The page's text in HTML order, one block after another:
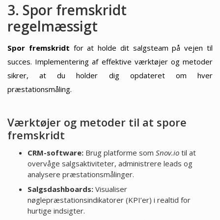
3. Spor fremskridt
regelmæssigt
Spor fremskridt for at holde dit salgsteam på vejen til
succes. Implementering af effektive værktøjer og metoder
sikrer, at du holder dig opdateret om hver
præstationsmåling.
Værktøjer og metoder til at spore
fremskridt
CRM-software:Brug platforme som Snov.iotil at
overvåge salgsaktiviteter, administrere leads og
analysere præstationsmålinger.
Salgsdashboards:Visualiser
nøglepræstationsindikatorer (KPI’er) i realtid for
hurtige indsigter.